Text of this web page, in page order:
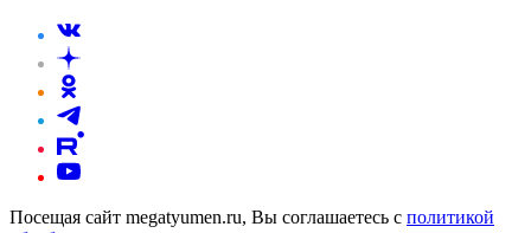
Посещая сайт megatyumen.ru, Вы соглашаетесь с политикой